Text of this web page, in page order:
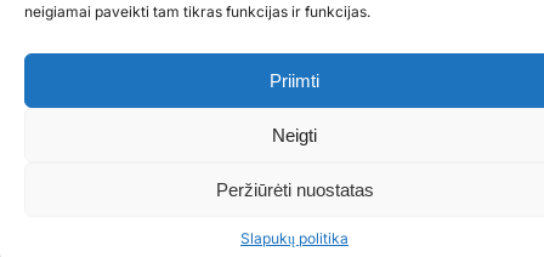
neigiamai paveikti tam tikras funkcijas ir funkcijas.
Priimti
Neigti
Peržiūrėti nuostatas
Slapukų politika
Kontaktai
Email:info@bookingsystem.app